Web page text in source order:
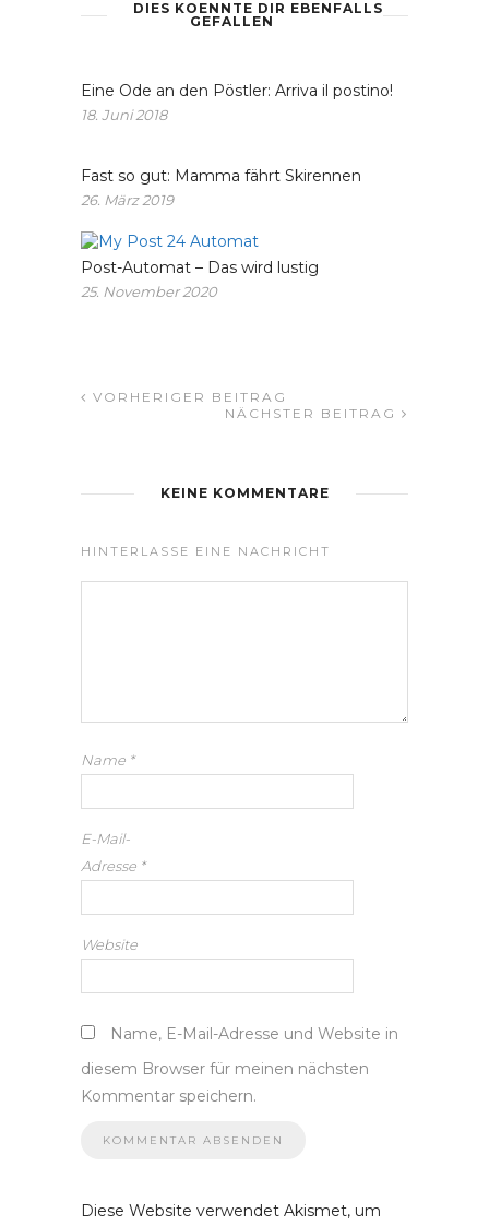
DIES KOENNTE DIR EBENFALLS
GEFALLEN
Eine Ode an den Pöstler: Arriva il postino!
18. Juni 2018
Fast so gut: Mamma fährt Skirennen
26. März 2019
Post-Automat – Das wird lustig
25. November 2020
VORHERIGER BEITRAG
NÄCHSTER BEITRAG
KEINE KOMMENTARE
HINTERLASSE EINE NACHRICHT
Name *
E-Mail-
Adresse *
Website
Name, E-Mail-Adresse und Website in
diesem Browser für meinen nächsten
Kommentar speichern.
Diese Website verwendet Akismet, um